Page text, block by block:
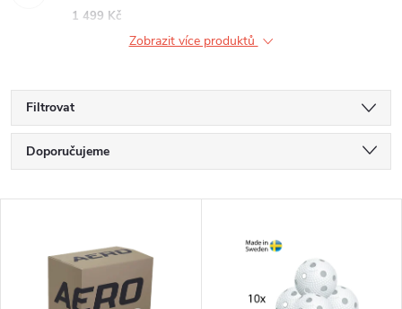
1 499 Kč
Zobrazit více produktů
Filtrovat
Ř
a
Doporučujeme
Nejprodávanější
Abecedně